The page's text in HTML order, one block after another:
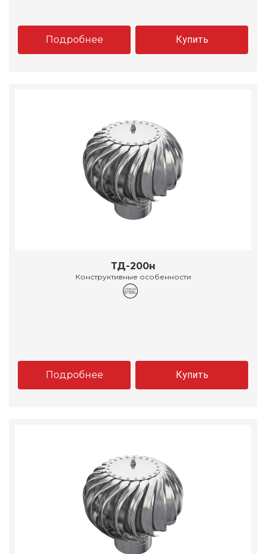
Подробнее Купить
ТД-200н
Конструктивные особенности
Подробнее Купить